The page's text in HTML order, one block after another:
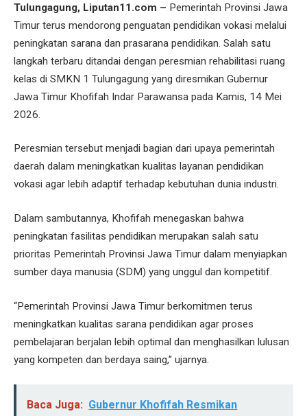
Tulungagung, Liputan11.com – Pemerintah Provinsi Jawa
Timur terus mendorong penguatan pendidikan vokasi melalui
peningkatan sarana dan prasarana pendidikan. Salah satu
langkah terbaru ditandai dengan peresmian rehabilitasi ruang
kelas di SMKN 1 Tulungagung yang diresmikan Gubernur
Jawa Timur Khofifah Indar Parawansa pada Kamis, 14 Mei
2026.
Peresmian tersebut menjadi bagian dari upaya pemerintah
daerah dalam meningkatkan kualitas layanan pendidikan
vokasi agar lebih adaptif terhadap kebutuhan dunia industri.
Dalam sambutannya, Khofifah menegaskan bahwa
peningkatan fasilitas pendidikan merupakan salah satu
prioritas Pemerintah Provinsi Jawa Timur dalam menyiapkan
sumber daya manusia (SDM) yang unggul dan kompetitif.
“Pemerintah Provinsi Jawa Timur berkomitmen terus
meningkatkan kualitas sarana pendidikan agar proses
pembelajaran berjalan lebih optimal dan menghasilkan lulusan
yang kompeten dan berdaya saing,” ujarnya.
Baca Juga: Gubernur Khofifah Resmikan